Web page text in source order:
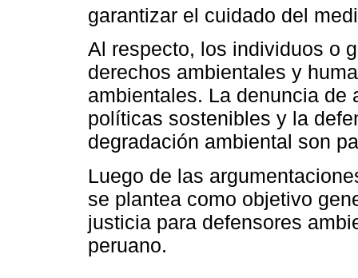
garantizar el cuidado del
Al respecto, los individuos o
derechos ambientales y
ambientales. La denuncia
políticas sostenibles y la
degradación ambiental son
Luego de las
se plantea como objetivo
justicia para defensores
peruano.